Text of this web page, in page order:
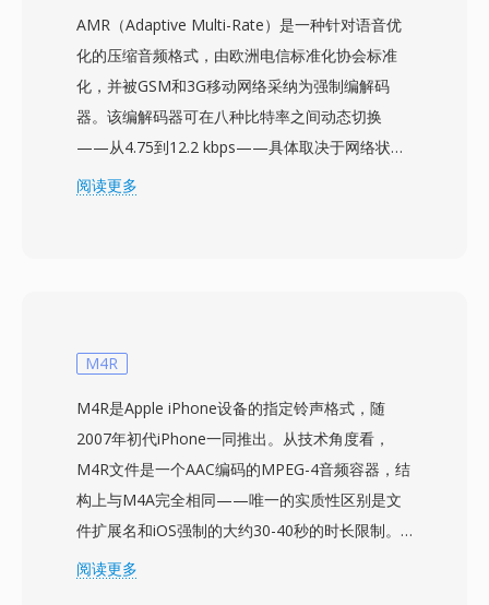
AMR（Adaptive Multi-Rate）是一种针对语音优
化的压缩音频格式，由欧洲电信标准化协会标准
化，并被GSM和3G移动网络采纳为强制编解码
器。该编解码器可在八种比特率之间动态切换
——从4.75到12.2 kbps——具体取决于网络状况
和背景噪声水平。当链路质量下降时，编码器切换
网络上的语音备忘录、语音信箱和彩信。另一个优
在静音期间减少传输。虽然AMR因窄带宽（300-
3400 Hz）不适用于音乐，但在网络条件恶劣时仍
能提供出色的语音可懂度。
阅读更多
M4R
M4R是Apple iPhone设备的指定铃声格式，随
2007年初代iPhone一同推出。从技术角度看，
M4R文件是一个AAC编码的MPEG-4音频容器，结
构上与M4A完全相同——唯一的实质性区别是文
件扩展名和iOS强制的大约30-40秒的时长限制。
Apple选择这种方式使现有的AAC编码器基础设施
阅读更多